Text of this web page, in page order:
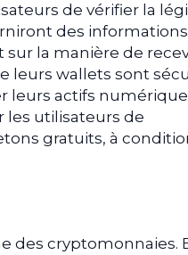
de vérifier la
des informations
la manière de
leurs wallets sont
leurs actifs
utilisateurs de
gratuits, à
des cryptomonnaies.